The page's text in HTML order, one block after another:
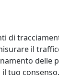
di
il
delle
tuo consenso.